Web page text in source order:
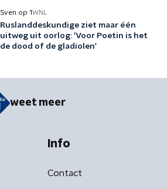
Sven op 1WNL
Ruslanddeskundige ziet maar één
uitweg uit oorlog: 'Voor Poetin is het
de dood of de gladiolen'
weet meer
Info
Contact